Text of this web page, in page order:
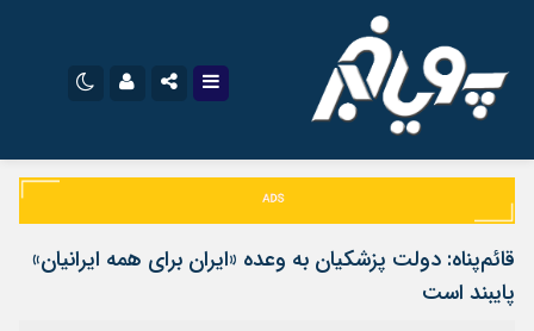
اینستاگرام
تلگرام
سروش
ایتا
آپارات
اپلیکیشن
نام کاربری یا نشانی ایمیل
قائم‌پناه: دولت پزشکیان به وعده «ایران برای همه ایرانیان»
پایبند است